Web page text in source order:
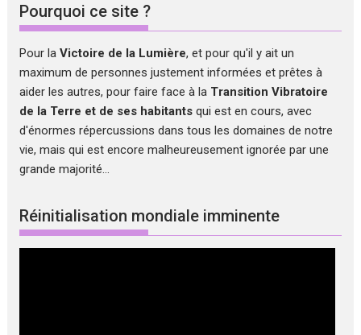
Pourquoi ce site ?
Pour laVictoire de la Lumière, et pour qu'il y ait un
maximum de personnes justement informées et prêtes à
aider les autres, pour faire face à la Transition Vibratoire
de la Terre et de ses habitants qui est en cours, avec
d'énormes répercussions dans tous les domaines de notre
vie, mais qui est encore malheureusement ignorée par une
grande majorité...
Réinitialisation mondiale imminente